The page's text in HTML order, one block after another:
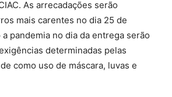
As arrecadações serão
mais carentes no dia 25 de
pandemia no dia da entrega serão
determinadas pelas
como uso de máscara, luvas e